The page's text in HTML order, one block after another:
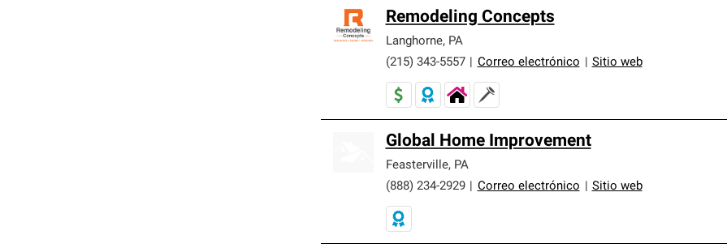
Remodeling Concepts
Langhorne, PA
(215) 343-5557
Correo electrónico Sitio web
Global Home Improvement
Feasterville, PA
(888) 234-2929
Correo electrónico Sitio web